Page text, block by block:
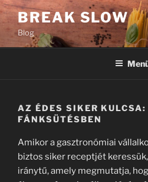
Tartalomhoz
BREAK SLOW
Blog
AZ ÉDES SIKER
FÁNKSÜTÉSBEN
Amikor a gasztronómiai
biztos siker receptjét
iránytű, amely megmutatja,